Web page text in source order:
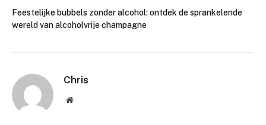
Feestelijke bubbels zonder alcohol: ontdek de sprankelende
wereld van alcoholvrije champagne
Chris
Website